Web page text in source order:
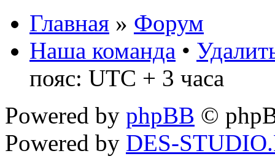
Главная » Форум
Наша команда •
пояс: UTC + 3 часа
Powered by phpBB ©
Powered by DES-